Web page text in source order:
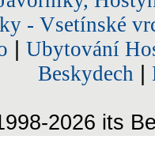
- Vsetínské
Ubytování
Beskydech
2026 its